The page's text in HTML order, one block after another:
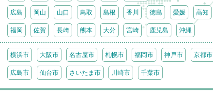
広島 岡山 山口 鳥取 島根 香川 徳島 愛媛 高知
福岡 佐賀 長崎 熊本 大分 宮崎 鹿児島 沖縄
横浜市 大阪市 名古屋市 札幌市 福岡市 神戸市 京都市
広島市 仙台市 さいたま市 川崎市 千葉市